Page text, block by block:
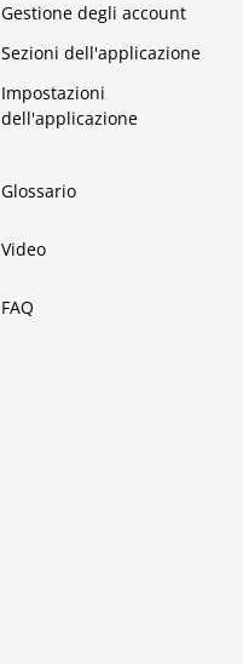
Gestione degli account
Sezioni dell'applicazione
Impostazioni
dell'applicazione
Glossario
Video
FAQ